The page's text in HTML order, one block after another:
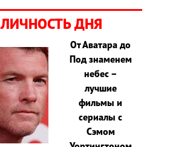
ЛИЧНОСТЬ ДНЯ
От Аватара до
Под знаменем
небес –
лучшие
фильмы и
сериалы с
Сэмом